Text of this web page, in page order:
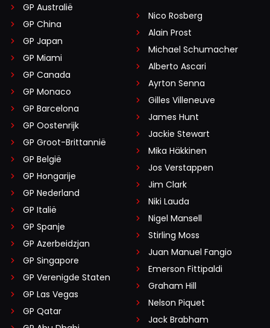
GP Australië
GP China
GP Japan
GP Miami
GP Canada
GP Monaco
GP Barcelona
GP Oostenrijk
GP Groot-Brittannië
GP België
GP Hongarije
GP Nederland
GP Italië
GP Spanje
GP Azerbeidzjan
GP Singapore
GP Verenigde Staten
GP Las Vegas
GP Qatar
Nico Rosberg
Alain Prost
Michael Schumacher
Alberto Ascari
Ayrton Senna
Gilles Villeneuve
James Hunt
Jackie Stewart
Mika Häkkinen
Jos Verstappen
Jim Clark
Niki Lauda
Nigel Mansell
Stirling Moss
Juan Manuel Fangio
Emerson Fittipaldi
Graham Hill
Nelson Piquet
Jack Brabham